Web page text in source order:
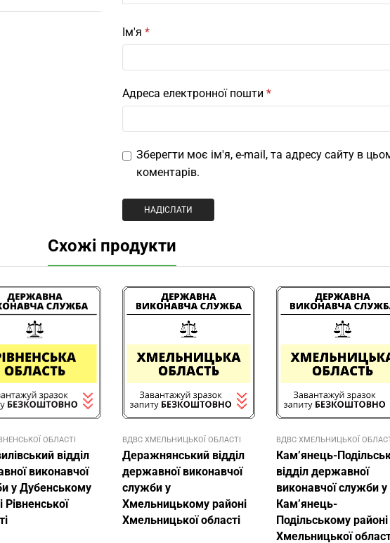
Ім'я *
Адреса електронної пошти *
Зберегти моє ім'я, e-mail, та адресу сайту в
коментарів.
Схожі продукти
ОБЛАСТІ
відділ
виконавчої
у Дубенському
Рівненської
ВДВС ХМЕЛЬНИЦЬКОЇ ОБЛАСТІ
Деражнянський відділ
державної виконавчої
служби у
Хмельницькому районі
Хмельницької області
ВДВС ХМЕЛЬНИЦЬКОЇ
Кам’янець-
відділ державної
виконавчої служби у
Кам’янець-
Подільському районі
Хмельницької